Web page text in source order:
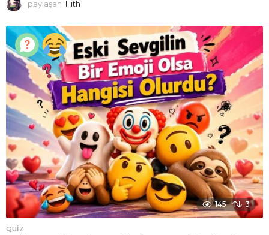
paylaşan lilith
145 3
QUIZ